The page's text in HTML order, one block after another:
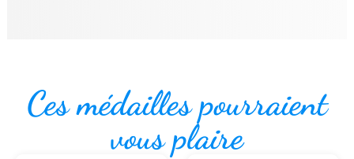
Ces médailles pourraient
vous plaire